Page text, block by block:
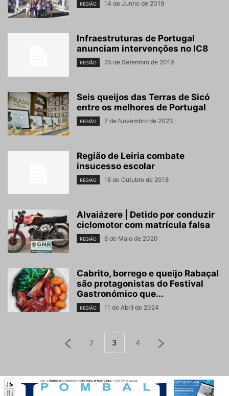
REGIÃO 14 de Junho de 2019
Infraestruturas de Portugal
anunciam intervenções no IC8
REGIÃO 25 de Setembro de 2019
Seis queijos das Terras de Sicó
entre os melhores de Portugal
REGIÃO 7 de Novembro de 2023
Região de Leiria combate
insucesso escolar
REGIÃO 18 de Outubro de 2018
Alvaiázere | Detido por conduzir
ciclomotor com matrícula falsa
REGIÃO 6 de Maio de 2020
Cabrito, borrego e queijo Rabaçal
são protagonistas do Festival
Gastronómico que...
REGIÃO 11 de Abril de 2024
2 3 4